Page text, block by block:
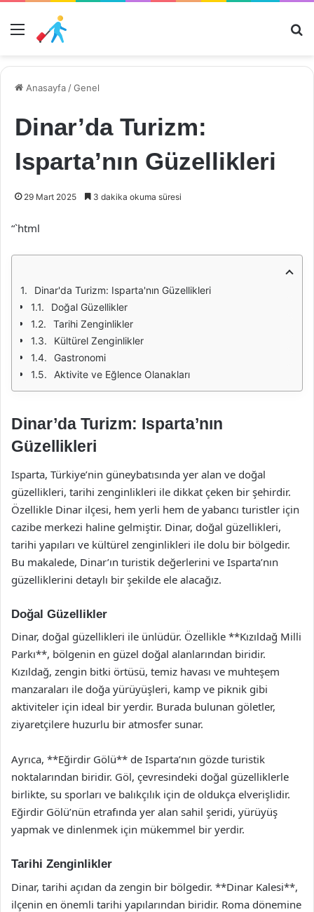
Menü
Anasayfa /Genel
Dinar’da Turizm:
Isparta’nın Güzellikleri
29 Mart 2025 3 dakika okuma süresi
“`html
Dinar'da Turizm: Isparta'nın Güzellikleri
Doğal Güzellikler
Tarihi Zenginlikler
Kültürel Zenginlikler
Gastronomi
Aktivite ve Eğlence Olanakları
Dinar’da Turizm: Isparta’nın
Güzellikleri
Isparta, Türkiye’nin güneybatısında yer alan ve doğal
güzellikleri, tarihi zenginlikleri ile dikkat çeken bir şehirdir.
Özellikle Dinar ilçesi, hem yerli hem de yabancı turistler için
cazibe merkezi haline gelmiştir. Dinar, doğal güzellikleri,
tarihi yapıları ve kültürel zenginlikleri ile dolu bir bölgedir.
Bu makalede, Dinar’ın turistik değerlerini ve Isparta’nın
güzelliklerini detaylı bir şekilde ele alacağız.
Doğal Güzellikler
Dinar, doğal güzellikleri ile ünlüdür. Özellikle **Kızıldağ Milli
Parkı**, bölgenin en güzel doğal alanlarından biridir.
Kızıldağ, zengin bitki örtüsü, temiz havası ve muhteşem
manzaraları ile doğa yürüyüşleri, kamp ve piknik gibi
aktiviteler için ideal bir yerdir. Burada bulunan göletler,
ziyaretçilere huzurlu bir atmosfer sunar.
Ayrıca, **Eğirdir Gölü** de Isparta’nın gözde turistik
noktalarından biridir. Göl, çevresindeki doğal güzelliklerle
birlikte, su sporları ve balıkçılık için de oldukça elverişlidir.
Eğirdir Gölü’nün etrafında yer alan sahil şeridi, yürüyüş
yapmak ve dinlenmek için mükemmel bir yerdir.
Tarihi Zenginlikler
Dinar, tarihi açıdan da zengin bir bölgedir. **Dinar Kalesi**,
ilçenin en önemli tarihi yapılarından biridir. Roma dönemine